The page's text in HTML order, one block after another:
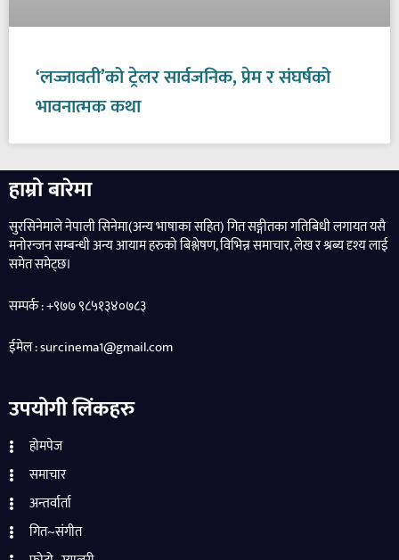
‘लज्जावती’को ट्रेलर सार्वजनिक, प्रेम र संघर्षको
भावनात्मक कथा
हाम्रो बारेमा
सुरसिनेमाले नेपाली सिनेमा(अन्य भाषाका सहित) गित सङ्गीतका गतिबिधी लगायत यसै
मनोरन्जन सम्बन्धी अन्य आयाम हरुको बिश्लेषण, विभिन्न समाचार, लेख र श्रब्य दृश्य लाई
समेत समेट्छ।
सम्पर्क : +९७७ ९८५१३४०७८३
ईमेल : surcinema1@gmail.com
उपयोगी लिंकहरु
होमपेज
समाचार
अन्तर्वार्ता
गित~संगीत